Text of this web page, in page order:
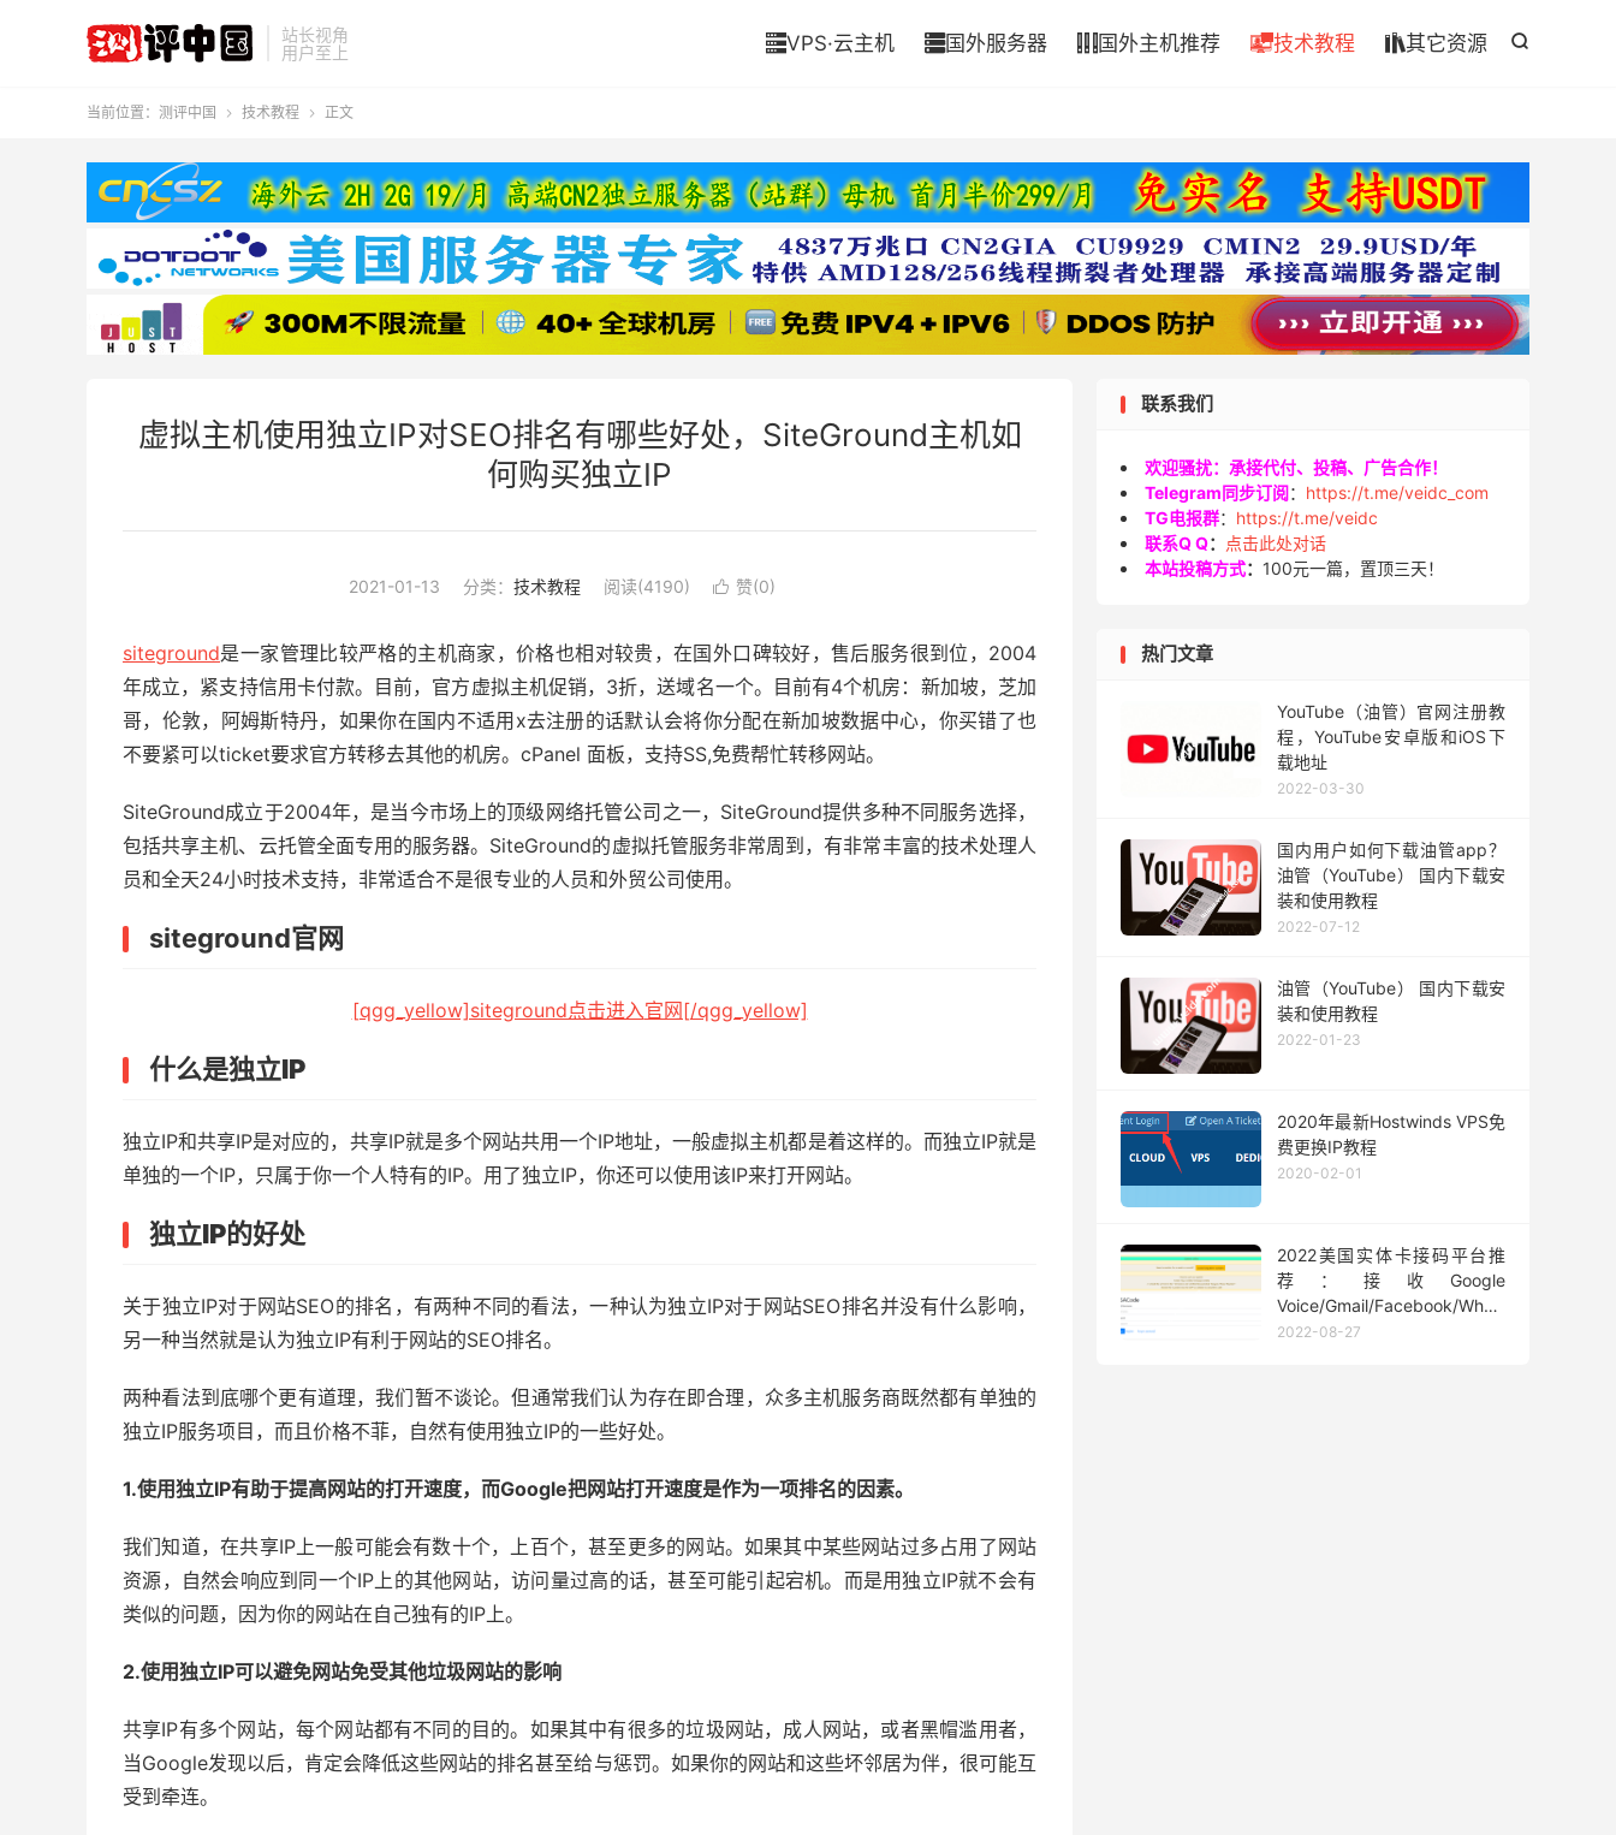
站长视角
用户至上

VPS·云主机 国外服务器  国外主机推荐 技术教程 其它资源
当前位置： 测评中国  技术教程  正文
虚拟主机使用独立IP对SEO排名有哪些好处，SiteGround主机如
何购买独立IP
2021-01-13 分类： 技术教程 阅读(4190)  赞(0)
siteground是一家管理比较严格的主机商家，价格也相对较贵，在国外口碑较好，售后服务很到位，2004
年成立，紧支持信用卡付款。目前，官方虚拟主机促销，3折，送域名一个。目前有4个机房：新加坡，芝加
哥，伦敦，阿姆斯特丹，如果你在国内不适用x去注册的话默认会将你分配在新加坡数据中心，你买错了也
不要紧可以ticket要求官方转移去其他的机房。cPanel 面板，支持SS,免费帮忙转移网站。
SiteGround成立于2004年，是当今市场上的顶级网络托管公司之一，SiteGround提供多种不同服务选择，
包括共享主机、云托管全面专用的服务器。SiteGround的虚拟托管服务非常周到，有非常丰富的技术处理人
员和全天24小时技术支持，非常适合不是很专业的人员和外贸公司使用。
siteground官网
[qgg_yellow]siteground点击进入官网[/qgg_yellow]
什么是独立IP
独立IP和共享IP是对应的，共享IP就是多个网站共用一个IP地址，一般虚拟主机都是着这样的。而独立IP就是
单独的一个IP，只属于你一个人特有的IP。用了独立IP，你还可以使用该IP来打开网站。
独立IP的好处
关于独立IP对于网站SEO的排名，有两种不同的看法，一种认为独立IP对于网站SEO排名并没有什么影响，
另一种当然就是认为独立IP有利于网站的SEO排名。
两种看法到底哪个更有道理，我们暂不谈论。但通常我们认为存在即合理，众多主机服务商既然都有单独的
独立IP服务项目，而且价格不菲，自然有使用独立IP的一些好处。
1.使用独立IP有助于提高网站的打开速度，而Google把网站打开速度是作为一项排名的因素。
我们知道，在共享IP上一般可能会有数十个，上百个，甚至更多的网站。如果其中某些网站过多占用了网站
资源，自然会响应到同一个IP上的其他网站，访问量过高的话，甚至可能引起宕机。而是用独立IP就不会有
类似的问题，因为你的网站在自己独有的IP上。
2.使用独立IP可以避免网站免受其他垃圾网站的影响
共享IP有多个网站，每个网站都有不同的目的。如果其中有很多的垃圾网站，成人网站，或者黑帽滥用者，
当Google发现以后，肯定会降低这些网站的排名甚至给与惩罚。如果你的网站和这些坏邻居为伴，很可能互
受到牵连。
联系我们
欢迎骚扰：承接代付、投稿、广告合作！
Telegram同步订阅： https://t.me/veidc_com
TG电报群： https://t.me/veidc
联系Q Q：
点击此处对话
本站投稿方式： 100元一篇，置顶三天！
热门文章
YouTube（油管）官网注册教
程，YouTube安卓版和iOS下
载地址
2022-03-30
国内用户如何下载油管app？
油管（YouTube） 国内下载安
装和使用教程
2022-07-12
油管（YouTube） 国内下载安
装和使用教程
2022-01-23
2020年最新Hostwinds VPS免
费更换IP教程
2020-02-01
2022美国实体卡接码平台推
荐：接收Google
Voice/Gmail/Facebook/Whatsapp
等短信验证码
2022-08-27